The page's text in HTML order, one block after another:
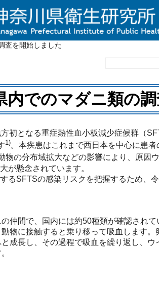
査を開始しました
内でのマダニ類の
初となる重症熱性血小板減少症候群（
1)。本疾患はこれまで西日本を中心に患
物の分布域拡大などの影響により、原因
が懸念されています。
るSFTSの感染リスクを把握するため、
仲間で、国内には約50種類が確認されて
物に接触すると乗り移って吸血します。
成長し、その過程で吸血を繰り返し、ウ